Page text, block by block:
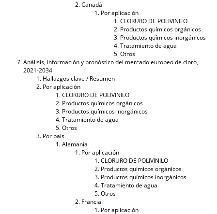
Canadá
Por aplicación
CLORURO DE POLIVINILO
Productos químicos orgánicos
Productos químicos inorgánicos
Tratamiento de agua
Otros
Análisis, información y pronóstico del mercado europeo de cloro,
2021-2034
Hallazgos clave / Resumen
Por aplicación
CLORURO DE POLIVINILO
Productos químicos orgánicos
Productos químicos inorgánicos
Tratamiento de agua
Otros
Por país
Alemania
Por aplicación
CLORURO DE POLIVINILO
Productos químicos orgánicos
Productos químicos inorgánicos
Tratamiento de agua
Otros
Francia
Por aplicación